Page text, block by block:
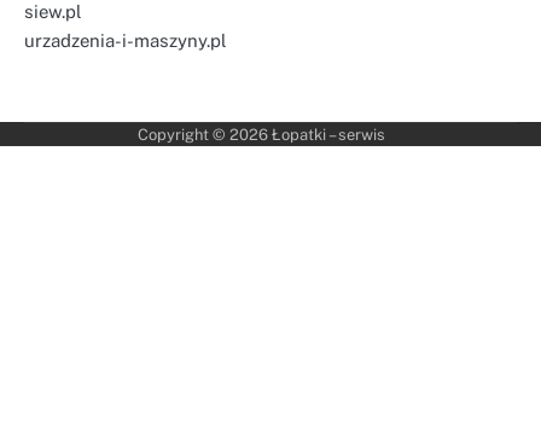
siew.pl
urzadzenia-i-maszyny.pl
Copyright © 2026 Łopatki – serwis